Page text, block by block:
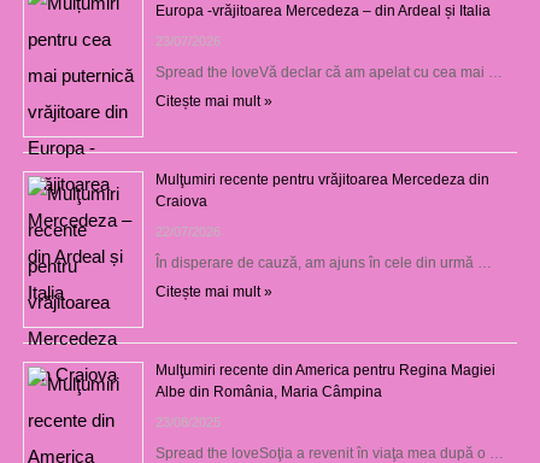
Europa -vrăjitoarea Mercedeza – din Ardeal și Italia
23/07/2026
Spread the loveVă declar că am apelat cu cea mai …
Citește mai mult »
Mulţumiri recente pentru vrăjitoarea Mercedeza din
Craiova
22/07/2026
În disperare de cauză, am ajuns în cele din urmă …
Citește mai mult »
Mulţumiri recente din America pentru Regina Magiei
Albe din România, Maria Câmpina
23/08/2025
Spread the loveSoţia a revenit în viaţa mea după o …